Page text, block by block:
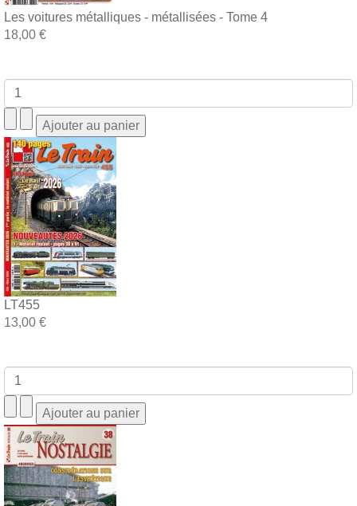
Les voitures métalliques - métallisées - Tome 4
18,00 €
LT455
13,00 €